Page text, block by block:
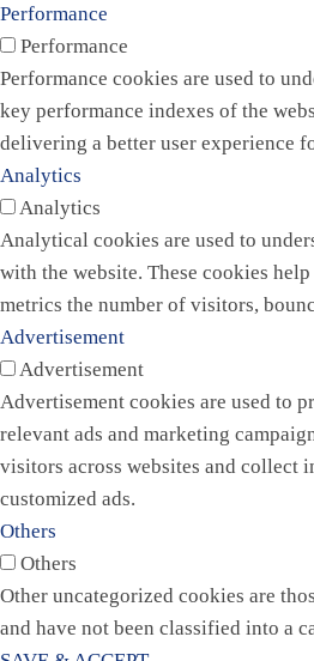
Performance
Performance
Performance cookies are used to
key performance indexes of the
delivering a better user experience
Analytics
Analytics
Analytical cookies are used to
with the website. These cookies
metrics the number of visitors,
Advertisement
Advertisement
Advertisement cookies are used to
relevant ads and marketing
visitors across websites and collect
customized ads.
Others
Others
Other uncategorized cookies are
and have not been classified into a